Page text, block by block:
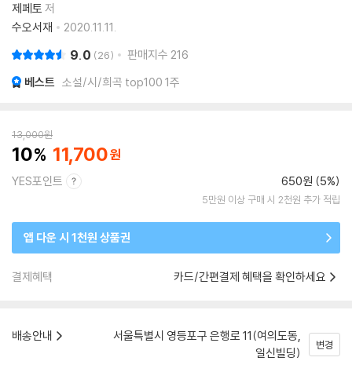
제페토 저
수오서재
2020.11.11.
9.0 26 판매지수 216
베스트 소설/시/희곡 top100 1주
13,000원
10 11,700
YES포인트 650원 (5%)
5만원 이상 구매 시 2천원 추가 적립
앱 다운 시 1천원 상품권
결제혜택 카드/간편결제 혜택을 확인하세요
배송안내
서울특별시 영등포구 은행로 11(여의도동,
일신빌딩)
변경